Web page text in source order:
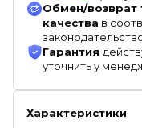
Обмен/возврат
качества в
Гарантия
уточнить у
Характеристики